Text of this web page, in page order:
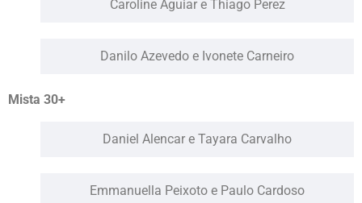
Caroline Aguiar e Thiago Perez
Danilo Azevedo e Ivonete Carneiro
Mista 30+
Daniel Alencar e Tayara Carvalho
Emmanuella Peixoto e Paulo Cardoso